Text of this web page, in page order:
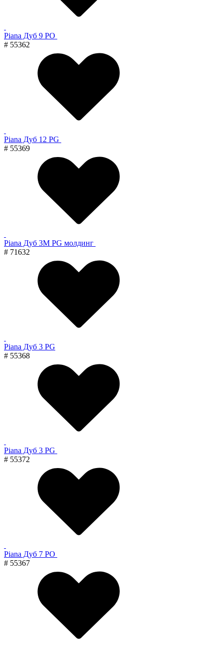
Piana Дуб 9 PO
# 55362
Piana Дуб 12 PG
# 55369
Piana Дуб 3M PG молдинг
# 71632
Piana Дуб 3 PG
# 55368
Piana Дуб 3 PG
# 55372
Piana Дуб 7 PO
# 55367